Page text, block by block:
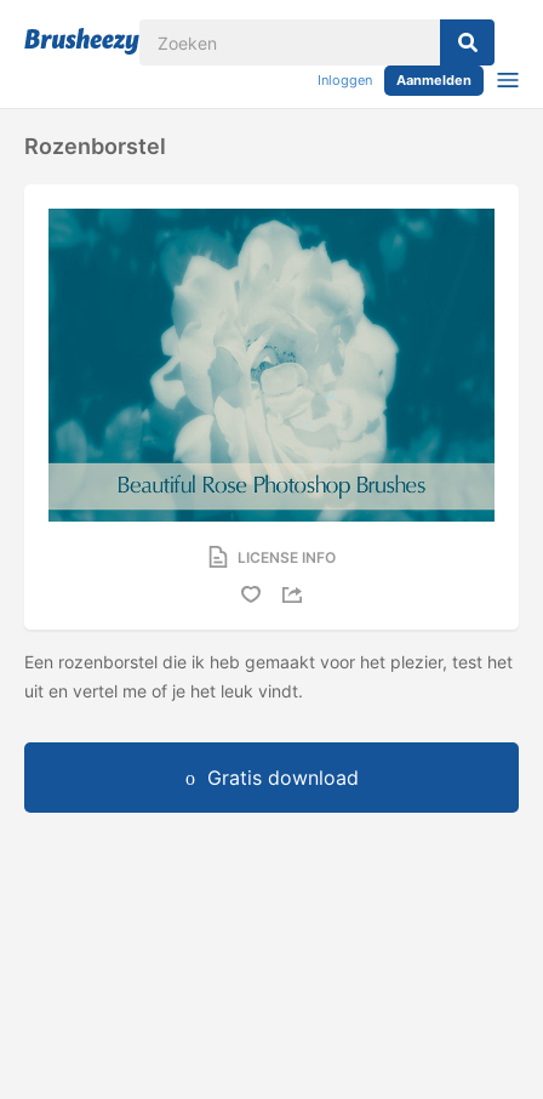
Inloggen Aanmelden
Rozenborstel
LICENSE INFO
Een rozenborstel die ik heb gemaakt voor het plezier, test het
uit en vertel me of je het leuk vindt.
Gratis download